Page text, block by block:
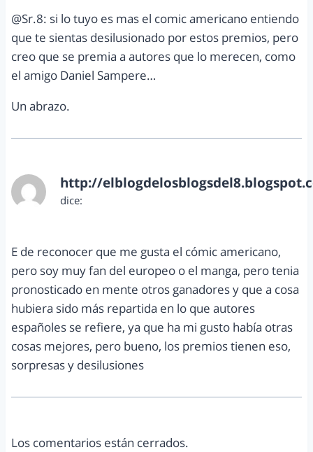
@Sr.8: si lo tuyo es mas el comic americano entiendo
que te sientas desilusionado por estos premios, pero
creo que se premia a autores que lo merecen, como
el amigo Daniel Sampere…
Un abrazo.
http://
dice:
E de reconocer que me gusta el cómic americano,
pero soy muy fan del europeo o el manga, pero tenia
pronosticado en mente otros ganadores y que a cosa
hubiera sido más repartida en lo que autores
españoles se refiere, ya que ha mi gusto había otras
cosas mejores, pero bueno, los premios tienen eso,
sorpresas y desilusiones
Los comentarios están cerrados.